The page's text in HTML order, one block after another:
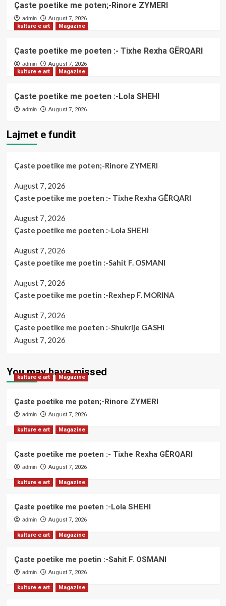
Çaste poetike me poten;-Rinore ZYMERI
admin
August 7, 2026
kulture e art
Magazine
Çaste poetike me poeten :- Tixhe Rexha GËRQARI
admin
August 7, 2026
kulture e art
Magazine
Çaste poetike me poeten :-Lola SHEHI
admin August 7, 2026
Lajmet e fundit
Çaste poetike me poten;-Rinore ZYMERI
August 7, 2026
Çaste poetike me poeten :- Tixhe Rexha GËRQARI
August 7, 2026
Çaste poetike me poeten :-Lola SHEHI
August 7, 2026
Çaste poetike me poetin :-Sahit F. OSMANI
August 7, 2026
Çaste poetike me poetin :-Rexhep F. MORINA
August 7, 2026
Çaste poetike me poeten :-Shukrije GASHI
August 7, 2026
You may have missed
kulture e art Magazine
Çaste poetike me poten;-Rinore ZYMERI
admin August 7, 2026
kulture e art Magazine
Çaste poetike me poeten :- Tixhe Rexha GËRQARI
admin August 7, 2026
kulture e art Magazine
Çaste poetike me poeten :-Lola SHEHI
admin August 7, 2026
kulture e art Magazine
Çaste poetike me poetin :-Sahit F. OSMANI
admin August 7, 2026
kulture e art Magazine